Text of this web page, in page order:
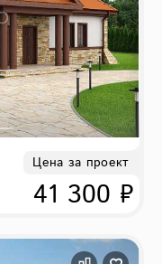
Цена за проект
41 300 ₽